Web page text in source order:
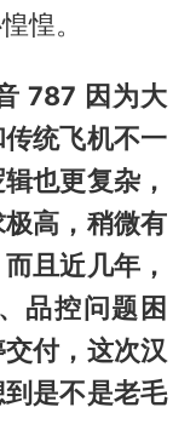
惶。
787 因为大
统飞机不一
也更复杂，
高，稍微有
且近几年，
品控问题困
付，这次汉
是不是老毛